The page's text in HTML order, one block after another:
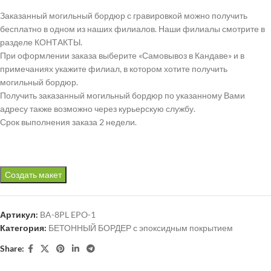
Заказанный могильный бордюр с гравировкой можно получить
бесплатно в одном из наших филиалов. Наши филиалы смотрите в
разделе КОНТАКТЫ.
При оформлении заказа выберите «Самовывоз в Кандаве» и в
примечаниях укажите филиал, в котором хотите получить
могильный бордюр.
Получить заказанный могильный бордюр по указанному Вами
адресу также возможно через курьерскую службу.
Срок выполнения заказа 2 недели.
Создать макет
Артикул: BA-8PL EPO-1
Категория: БЕТОННЫЙ БОРДЕР с эпоксидным покрытием
Share: